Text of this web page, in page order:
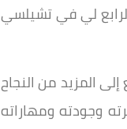
لي في تشيلسي
المزيد من النجاح
وجودته ومهاراته